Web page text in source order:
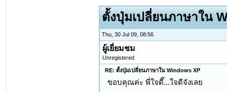
ตั้งปุ่มเปลี่ยนภาษาใน
Thu, 30 Jul 09, 08:56
ผู้เยี่ยมชม
Unregistered
RE: ตั้งปุ่มเปลี่ยนภาษาใน Windows XP
ขอบคุณค่ะ พี่ใจดี๊...ใจดีจังเลย